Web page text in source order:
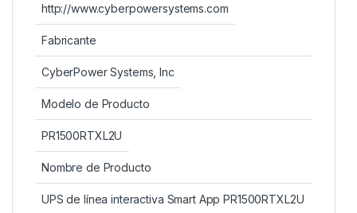
http://www.cyberpowersystems.com
Fabricante
CyberPower Systems, Inc
Modelo de Producto
PR1500RTXL2U
Nombre de Producto
UPS de línea interactiva Smart App PR1500RTXL2U